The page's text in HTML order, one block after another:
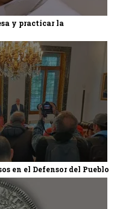
y practicar la
en el Defensor del Pueblo